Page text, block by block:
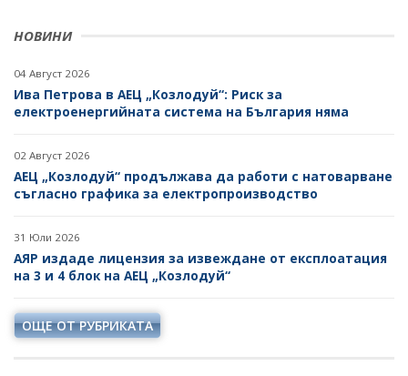
НОВИНИ
04 Август 2026
Ива Петрова в АЕЦ „Козлодуй“: Риск за
електроенергийната система на България няма
02 Август 2026
АЕЦ „Козлодуй“ продължава да работи с натоварване
съгласно графика за електропроизводство
31 Юли 2026
АЯР издаде лицензия за извеждане от експлоатация
на 3 и 4 блок на АЕЦ „Козлодуй“
ОЩЕ ОТ РУБРИКАТА